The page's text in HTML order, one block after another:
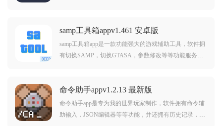
samp工具箱appv1.461 安卓版
samp工具箱app是一款功能强大的游戏辅助工具，软件拥
有切换SAMP，切换GTASA，参数修改等等功能服务，
命令助手appv1.2.13 最新版
命令助手app是专为我的世界玩家制作，软件拥有命令辅
助输入，JSON编辑器等等功能，并还拥有历史记录，多